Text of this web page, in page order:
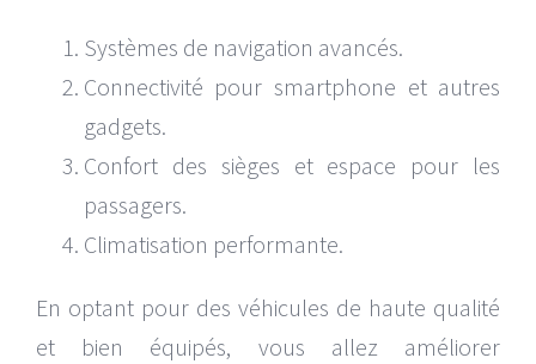
Systèmes de navigation avancés.
Connectivité pour smartphone et autres
gadgets.
Confort des sièges et espace pour les
passagers.
Climatisation performante.
En optant pour des véhicules de haute qualité
et bien équipés, vous allez améliorer